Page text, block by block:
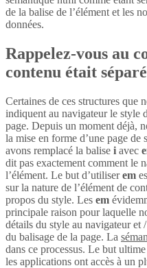
de la balise de l’élément et les
données.
Rappelez-vous au
contenu était
Certaines de ces structures que
indiquent au navigateur le style
page. Depuis un moment déjà,
la mise en forme d’une page de
avons remplacé la balise i avec
dit pas exactement comment le
l’élément. Le but d’utiliserem
sur la nature de l’élément de
propos du style. Les em
principale raison pour laquelle
détails du style au navigateur et
du balisage de la page. La
dans ce processus. Le but
les applications ont accès à un